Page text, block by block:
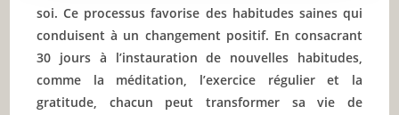
soi. Ce processus favorise des habitudes saines qui
conduisent à un changement positif. En consacrant
30 jours à l’instauration de nouvelles habitudes,
comme la méditation, l’exercice régulier et la
gratitude, chacun peut transformer sa vie de